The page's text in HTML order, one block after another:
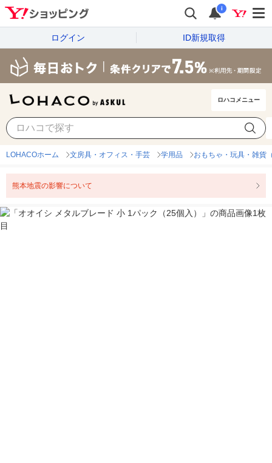
i
ログイン ID新規取得
ロハコメニュー
LOHACOホーム 文房具・オフィス・手芸 学用品 おもちゃ・玩具・雑貨
熊本地震の影響について